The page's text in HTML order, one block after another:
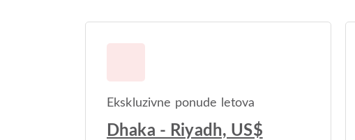
Ekskluzivne ponude letova
Dhaka - Riyadh, US$